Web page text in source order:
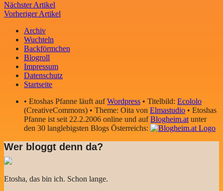
Nächster Artikel
Vorheriger Artikel
Archiv
Wuchteln
Backförmchen
Blogroll
Impressum
Datenschutz
Startseite
• Etoshas Pfanne läuft aufWordpress • Titelbild: Ecololo
(CreativeCommons) • Theme: Oita von Elmastudio • Etoshas
Pfanne ist seit 22.2.2006 online und aufBlogheim.atunter
den 30 langlebigsten Blogs Österreichs:
Wer bloggt denn da?
Etosha, das bin ich. Schon lange.